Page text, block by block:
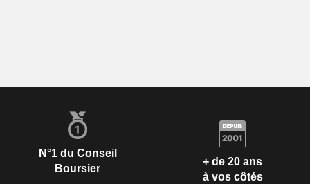
N°1 du Conseil
Boursier
+ de 20 ans
à vos côtés